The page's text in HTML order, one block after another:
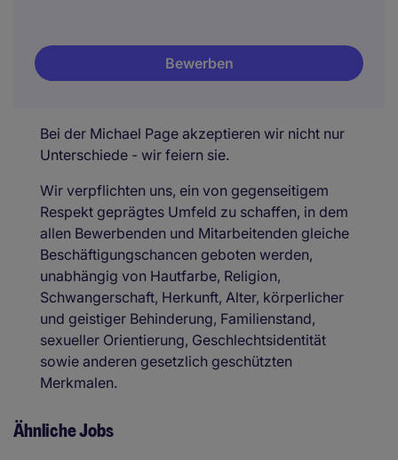
Bewerben
Bei der Michael Page akzeptieren wir nicht nur
Unterschiede - wir feiern sie.
Wir verpflichten uns, ein von gegenseitigem
Respekt geprägtes Umfeld zu schaffen, in dem
allen Bewerbenden und Mitarbeitenden gleiche
Beschäftigungschancen geboten werden,
unabhängig von Hautfarbe, Religion,
Schwangerschaft, Herkunft, Alter, körperlicher
und geistiger Behinderung, Familienstand,
sexueller Orientierung, Geschlechtsidentität
sowie anderen gesetzlich geschützten
Merkmalen.
Ähnliche Jobs